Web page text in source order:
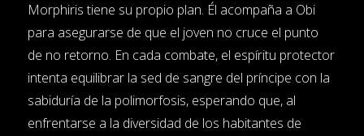
Morphiris tiene su propio plan. Él acompaña a Obi
para asegurarse de que el joven no cruce el punto
de no retorno. En cada combate, el espíritu protector
intenta equilibrar la sed de sangre del príncipe con la
sabiduría de la polimorfosis, esperando que, al
enfrentarse a la diversidad de los habitantes de